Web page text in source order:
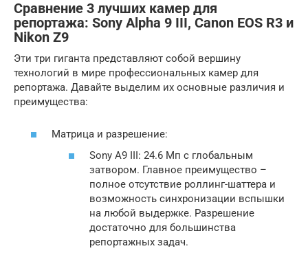
Сравнение 3 лучших камер для
репортажа: Sony Alpha 9 III, Canon EOS R3 и
Nikon Z9
Эти три гиганта представляют собой вершину
технологий в мире профессиональных камер для
репортажа. Давайте выделим их основные различия и
преимущества:
Матрица и разрешение:
Sony A9 III: 24.6 Мп с глобальным
затвором. Главное преимущество –
полное отсутствие роллинг-шаттера и
возможность синхронизации вспышки
на любой выдержке. Разрешение
достаточно для большинства
репортажных задач.